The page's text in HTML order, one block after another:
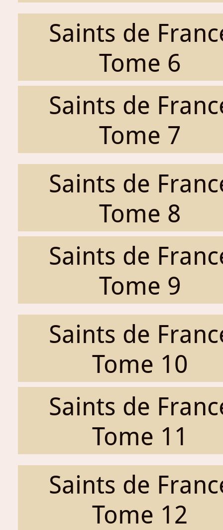
Saints de
Tome 6
Saints de
Tome 7
Saints de
Tome 8
Saints de
Tome 9
Saints de
Tome 10
Saints de
Tome 11
Saints de
Tome 12